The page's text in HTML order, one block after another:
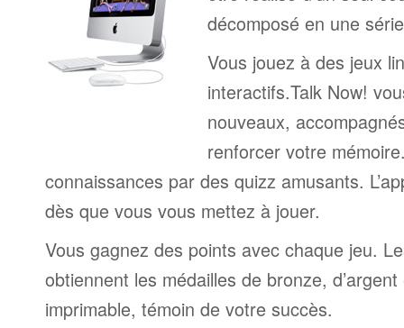
décomposé en une
Vous jouez à des jeux
interactifs.Talk Now!
nouveaux,
renforcer votre
connaissances par des quizz amusants.
dès que vous vous mettez à jouer.
Vous gagnez des points avec chaque jeu.
obtiennent les médailles de bronze,
imprimable, témoin de votre succès.